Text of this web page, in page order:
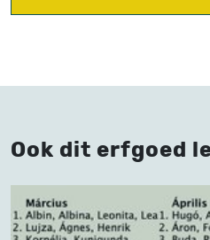
Ook dit erfgoed